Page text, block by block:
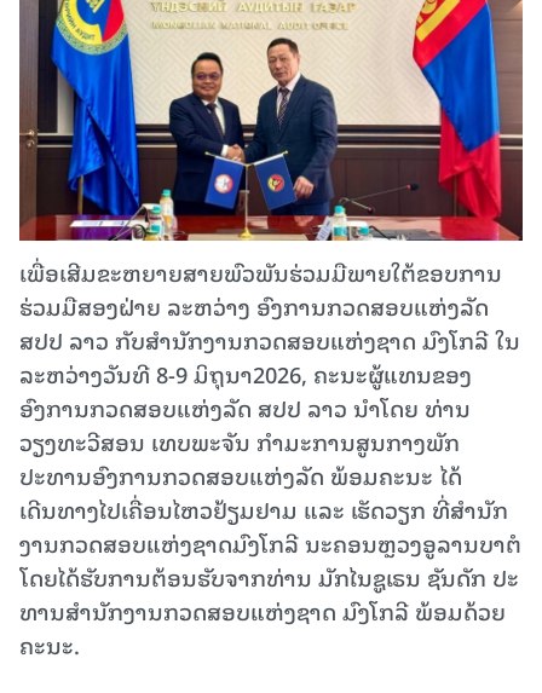
ເພື່ອເສີມຂະຫຍາຍສາຍພົວພັນຮ່ວມມືພາຍໃຕ້ຂອບການ
ຮ່ວມມືສອງຝ່າຍ ລະຫວ່າງ ອົງການກວດສອບແຫ່ງລັດ
ສປປ ລາວ ກັບສໍານັກງານກວດສອບແຫ່ງຊາດ ມົງໂກລີ ໃນ
ລະຫວ່າງວັນທີ 8-9 ມິຖຸນາ2026, ຄະນະຜູ້ແທນຂອງ
ອົງການກວດສອບແຫ່ງລັດ ສປປ ລາວ ນໍາໂດຍ ທ່ານ
ວຽງທະວີສອນ ເທບພະຈັນ ກໍາມະການສູນກາງພັກ
ປະທານອົງການກວດສອບແຫ່ງລັດ ພ້ອມຄະນະ ໄດ້
ເດີນທາງໄປເຄື່ອນໄຫວຢ້ຽມຢາມ ແລະ ເຮັດວຽກ ທີ່ສໍານັກ
ງານກວດສອບແຫ່ງຊາດມົງໂກລີ ນະຄອນຫຼວງອູລານບາຕໍ
ໂດຍໄດ້ຮັບການຕ້ອນຮັບຈາກທ່ານ ມັກໄນຊູເຣນ ຊັນດັກ ປະ
ທານສໍານັກງານກວດສອບແຫ່ງຊາດ ມົງໂກລີ ພ້ອມດ້ວຍ
ຄະນະ.